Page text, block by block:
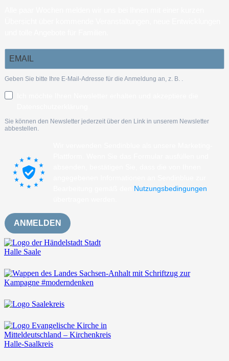
Geben Sie bitte Ihre E-Mail-Adresse für die Anmeldung an, z. B.
Sie können den Newsletter jederzeit über den Link in unserem Newsletter
abbestellen.
Nutzungsbedingungen
ANMELDEN